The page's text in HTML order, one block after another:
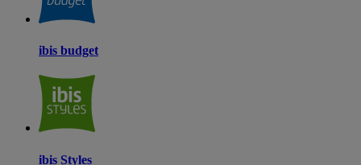
ibis budget
ibis Styles